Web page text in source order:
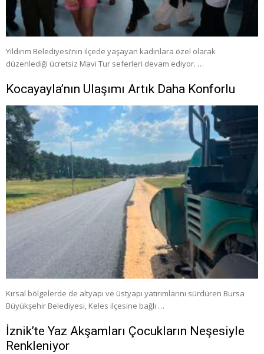
Yıldırım Belediyesi’nin ilçede yaşayan kadınlara özel olarak
düzenlediği ücretsiz Mavi Tur seferleri devam ediyor. …
Kocayayla’nın Ulaşımı Artık Daha Konforlu
Kırsal bölgelerde de altyapı ve üstyapı yatırımlarını sürdüren Bursa
Büyükşehir Belediyesi, Keles ilçesine bağlı …
İznik’te Yaz Akşamları Çocukların Neşesiyle
Renkleniyor